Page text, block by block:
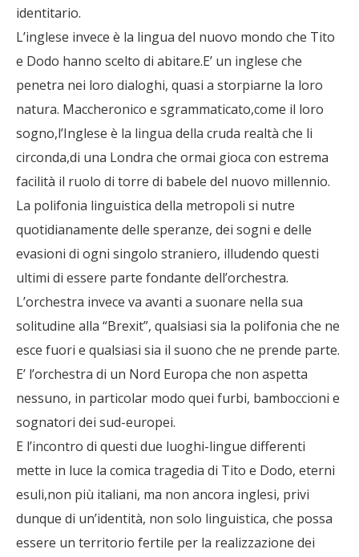
identitario.
L’inglese invece è la lingua del nuovo mondo che Tito
e Dodo hanno scelto di abitare.E’ un inglese che
penetra nei loro dialoghi, quasi a storpiarne la loro
natura. Maccheronico e sgrammaticato,come il loro
sogno,l’Inglese è la lingua della cruda realtà che li
circonda,di una Londra che ormai gioca con estrema
facilità il ruolo di torre di babele del nuovo millennio.
La polifonia linguistica della metropoli si nutre
quotidianamente delle speranze, dei sogni e delle
evasioni di ogni singolo straniero, illudendo questi
ultimi di essere parte fondante dell’orchestra.
L’orchestra invece va avanti a suonare nella sua
solitudine alla “Brexit”, qualsiasi sia la polifonia che ne
esce fuori e qualsiasi sia il suono che ne prende parte.
E’ l’orchestra di un Nord Europa che non aspetta
nessuno, in particolar modo quei furbi, bamboccioni e
sognatori dei sud-europei.
E l’incontro di questi due luoghi-lingue differenti
mette in luce la comica tragedia di Tito e Dodo, eterni
esuli,non più italiani, ma non ancora inglesi, privi
dunque di un’identità, non solo linguistica, che possa
essere un territorio fertile per la realizzazione dei